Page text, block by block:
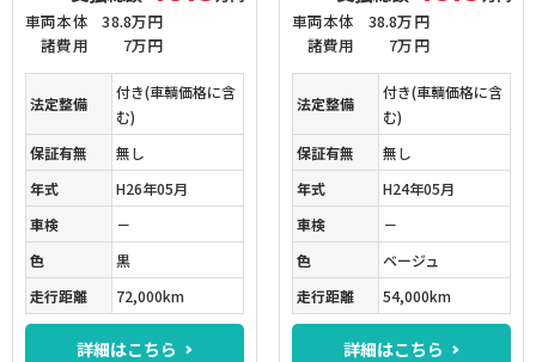
車両本体
38.8万円
諸費用
7万円
法定整備
付き(車輌価格に含
む)
保証有無
無し
年式
H26年05月
車検
－
色
黒
走行距離
72,000km
詳細はこちら
車両本体
38.8万円
諸費用
7万円
法定整備
付き(車輌価格に含
む)
保証有無
無し
年式
H24年05月
車検
－
色
ベージュ
走行距離
54,000km
詳細はこちら